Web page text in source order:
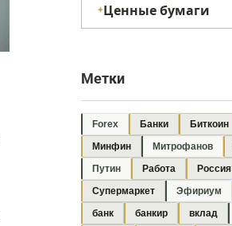
Ценные бумаги
Метки
Forex Банки Биткоин
Минфин
Митрофанов
Путин
Работа
Россия
Супермаркет
Эфириум
банк
банкир вклад